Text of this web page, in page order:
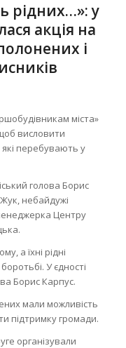
рідних…»: у
акція на
і
міста»
висловити
перебувають у
голова Борис
небайдужі
Центру
а їхні рідні
У єдності
Борис Карпус.
мали можливість
підтримку громади.
організували